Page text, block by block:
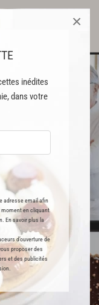
inédites
dans votre
adresse email afin
en cliquant
En savoir plus la
d’ouverture de
proposer des
et des publicités
×